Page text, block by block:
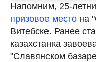
Напомним, 25-
призовое место на
Витебске. Ранее
казахстанка
"Славянском